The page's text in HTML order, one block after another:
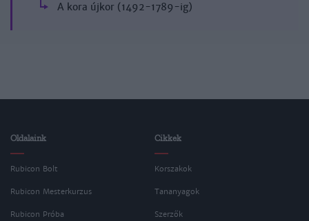
A kora újkor (1492-1789-ig)
Oldalaink
Rubicon Bolt
Rubicon Mesterkurzus
Rubicon Próba
Cikkek
Korszakok
Tananyagok
Szerzők